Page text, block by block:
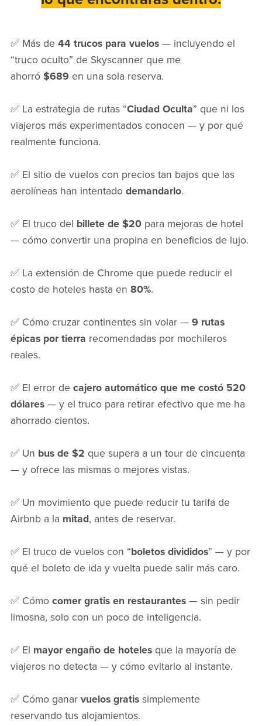
✅ Más de 44 trucos para vuelos— incluyendo el
“truco oculto” de Skyscanner que me
ahorró $689 en una sola reserva.
✅ La estrategia de rutas “Ciudad Oculta” que ni los
viajeros más experimentados conocen — y por qué
realmente funciona.
✅ El sitio de vuelos con precios tan bajos que las
aerolíneas han intentado demandarlo.
✅ El truco del billete de $20para mejoras de hotel
— cómo convertir una propina en beneficios de lujo.
✅ La extensión de Chrome que puede reducir el
costo de hoteles hasta en 80%.
✅ Cómo cruzar continentes sin volar — 9 rutas
épicas por tierra recomendadas por mochileros
reales.
✅ El error de cajero automático que me costó 520
dólares— y el truco para retirar efectivo que me ha
ahorrado cientos.
✅ Un bus de $2 que supera a un tour de cincuenta
— y ofrece las mismas o mejores vistas.
✅ Un movimiento que puede reducir tu tarifa de
Airbnb a la mitad, antes de reservar.
✅ El truco de vuelos con “boletos divididos” — y por
qué el boleto de ida y vuelta puede salir más caro.
✅ Cómo comer gratis en restaurantes— sin pedir
limosna, solo con un poco de inteligencia.
✅ El mayor engaño de hotelesque la mayoría de
viajeros no detecta — y cómo evitarlo al instante.
✅ Cómo ganar vuelos gratissimplemente
reservando tus alojamientos.